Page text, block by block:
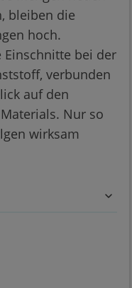
bleiben die
hoch.
bei der
verbunden
auf den
Nur so
wirksam